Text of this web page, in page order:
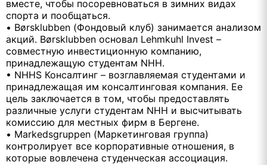
вместе, чтобы посоревноваться в зимних видах
спорта и пообщаться.
• Børsklubben (Фондовый клуб) занимается анализом
акций. Børsklubben основал Lehmkuhl Invest –
совместную инвестиционную компанию,
принадлежащую студентам NHH.
• NHHS Консалтинг – возглавляемая студентами и
принадлежащая им консалтинговая компания. Ее
цель заключается в том, чтобы предоставлять
различные услуги студентам NHH и высчитывать
комиссию для местных фирм в Бергене.
• Markedsgruppen (Маркетинговая группа)
контролирует все корпоративные отношения, в
которые вовлечена студенческая ассоциация.